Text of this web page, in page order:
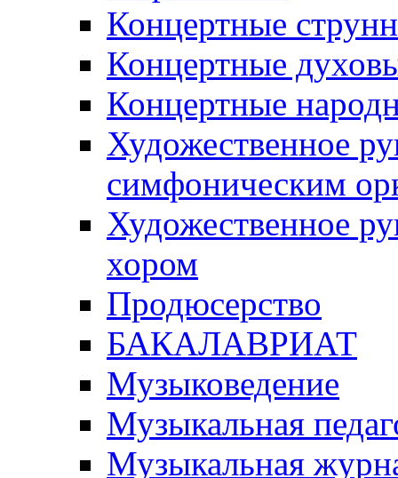
Концертные
Концертные
Концертные
Художественное
симфоническим
Художественное
хором
Продюсерство
БАКАЛАВРИАТ
Музыковедение
Музыкальная
Музыкальная